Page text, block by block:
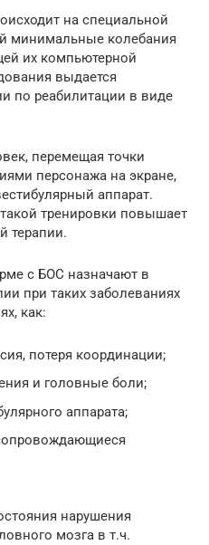
на специальной
минимальные колебания
их компьютерной
выдается
по реабилитации в виде
перемещая точки
персонажа на экране,
аппарат.
тренировки повышает
терапии.
с БОС назначают в
при таких заболеваниях
как:
потеря координации;
и головные боли;
аппарата;
нарушения
мозга в т.ч.